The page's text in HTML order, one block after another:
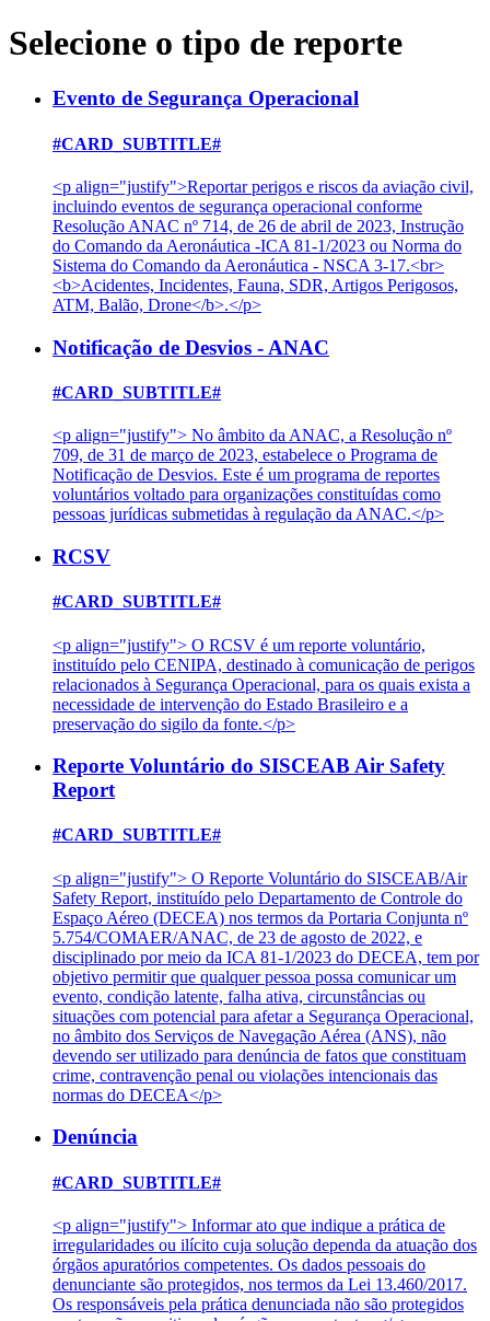
Selecione o tipo de reporte
Evento de Segurança Operacional
#CARD_SUBTITLE#
<p align="justify">Reportar perigos e riscos da aviação civil,
incluindo eventos de segurança operacional conforme
Resolução ANAC nº 714, de 26 de abril de 2023, Instrução
do Comando da Aeronáutica -ICA 81-1/2023 ou Norma do
Sistema do Comando da Aeronáutica - NSCA 3-17.<br>
<b>Acidentes, Incidentes, Fauna, SDR, Artigos Perigosos,
ATM, Balão, Drone</b>.</p>
Notificação de Desvios - ANAC
#CARD_SUBTITLE#
<p align="justify"> No âmbito da ANAC, a Resolução nº
709, de 31 de março de 2023, estabelece o Programa de
Notificação de Desvios. Este é um programa de reportes
voluntários voltado para organizações constituídas como
pessoas jurídicas submetidas à regulação da ANAC.</p>
RCSV
#CARD_SUBTITLE#
<p align="justify"> O RCSV é um reporte voluntário,
instituído pelo CENIPA, destinado à comunicação de perigos
relacionados à Segurança Operacional, para os quais exista a
necessidade de intervenção do Estado Brasileiro e a
preservação do sigilo da fonte.</p>
Reporte Voluntário do SISCEAB Air Safety
Report
#CARD_SUBTITLE#
<p align="justify"> O Reporte Voluntário do SISCEAB/Air
Safety Report, instituído pelo Departamento de Controle do
Espaço Aéreo (DECEA) nos termos da Portaria Conjunta nº
5.754/COMAER/ANAC, de 23 de agosto de 2022, e
disciplinado por meio da ICA 81-1/2023 do DECEA, tem por
objetivo permitir que qualquer pessoa possa comunicar um
evento, condição latente, falha ativa, circunstâncias ou
situações com potencial para afetar a Segurança Operacional,
no âmbito dos Serviços de Navegação Aérea (ANS), não
devendo ser utilizado para denúncia de fatos que constituam
crime, contravenção penal ou violações intencionais das
normas do DECEA</p>
Denúncia
#CARD_SUBTITLE#
<p align="justify"> Informar ato que indique a prática de
irregularidades ou ilícito cuja solução dependa da atuação dos
órgãos apuratórios competentes. Os dados pessoais do
denunciante são protegidos, nos termos da Lei 13.460/2017.
Os responsáveis pela prática denunciada não são protegidos